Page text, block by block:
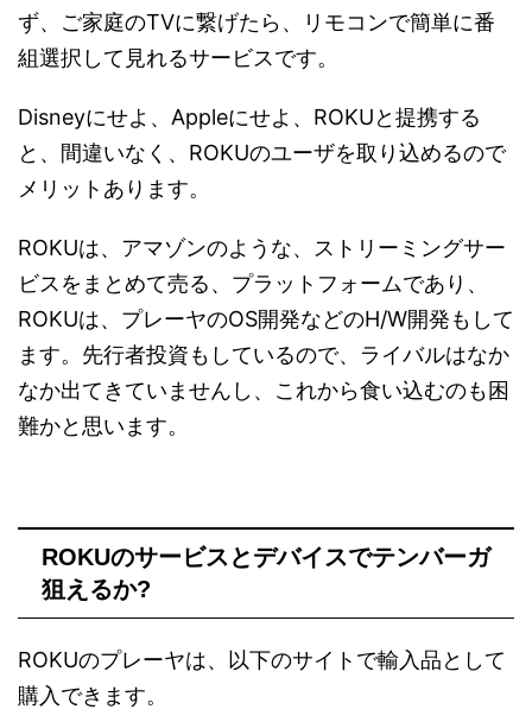
ず、ご家庭のTVに繋げたら、リモコンで簡単に番
組選択して見れるサービスです。
Disneyにせよ、Appleにせよ、ROKUと提携する
と、間違いなく、ROKUのユーザを取り込めるので
メリットあります。
ROKUは、アマゾンのような、ストリーミングサー
ビスをまとめて売る、プラットフォームであり、
ROKUは、プレーヤのOS開発などのH/W開発もして
ます。先行者投資もしているので、ライバルはなか
なか出てきていませんし、これから食い込むのも困
難かと思います。
ROKUのサービスとデバイスでテンバーガ
狙えるか?
ROKUのプレーヤは、以下のサイトで輸入品として
購入できます。